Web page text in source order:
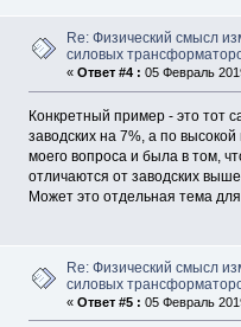
Re: Физический смысл
силовых
« Ответ #4 : 05 Февраль
Конкретный пример - это тот
заводских на 7%, а по
моего вопроса и была в том,
отличаются от заводских
Может это отдельная тема
Re: Физический смысл
силовых
« Ответ #5 : 05 Февраль